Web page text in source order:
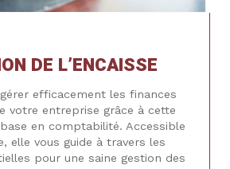
DE L’ENCAISSE
efficacement les finances
votre entreprise grâce à cette
en comptabilité. Accessible
elle vous guide à travers les
pour une saine gestion des